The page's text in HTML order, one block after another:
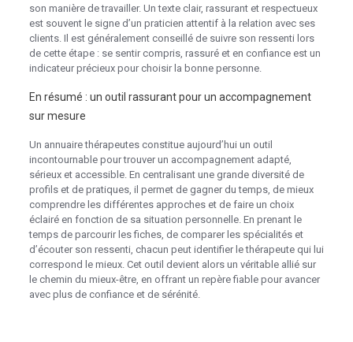
son manière de travailler. Un texte clair, rassurant et respectueux
est souvent le signe d’un praticien attentif à la relation avec ses
clients. Il est généralement conseillé de suivre son ressenti lors
de cette étape : se sentir compris, rassuré et en confiance est un
indicateur précieux pour choisir la bonne personne.
En résumé : un outil rassurant pour un accompagnement
sur mesure
Un annuaire thérapeutes constitue aujourd’hui un outil
incontournable pour trouver un accompagnement adapté,
sérieux et accessible. En centralisant une grande diversité de
profils et de pratiques, il permet de gagner du temps, de mieux
comprendre les différentes approches et de faire un choix
éclairé en fonction de sa situation personnelle. En prenant le
temps de parcourir les fiches, de comparer les spécialités et
d’écouter son ressenti, chacun peut identifier le thérapeute qui lui
correspond le mieux. Cet outil devient alors un véritable allié sur
le chemin du mieux-être, en offrant un repère fiable pour avancer
avec plus de confiance et de sérénité.